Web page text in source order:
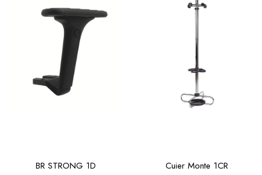
BR STRONG 1D Cuier Monte 1CR